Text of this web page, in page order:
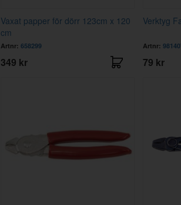
Vaxat papper för dörr 123cm x 120
cm
Artnr: 658299
349 kr
Verktyg
Artnr:
79 kr